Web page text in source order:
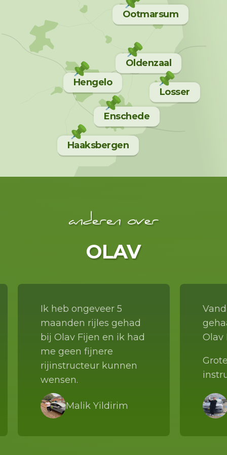
Losser
Haaksbergen
Enschede
Hengelo
Oldenzaal
Ootmarsum
anderen over
OLAV
Ik heb ongeveer 5
maanden rijles gehad
bij Olav Fijen en ik had
me geen fijnere
rijinstructeur kunnen
wensen.
mijn instructrice is
altijd rustig, vrolijk en
Ook op de dagen dat
Malik Yildirim
Olav
Hij is